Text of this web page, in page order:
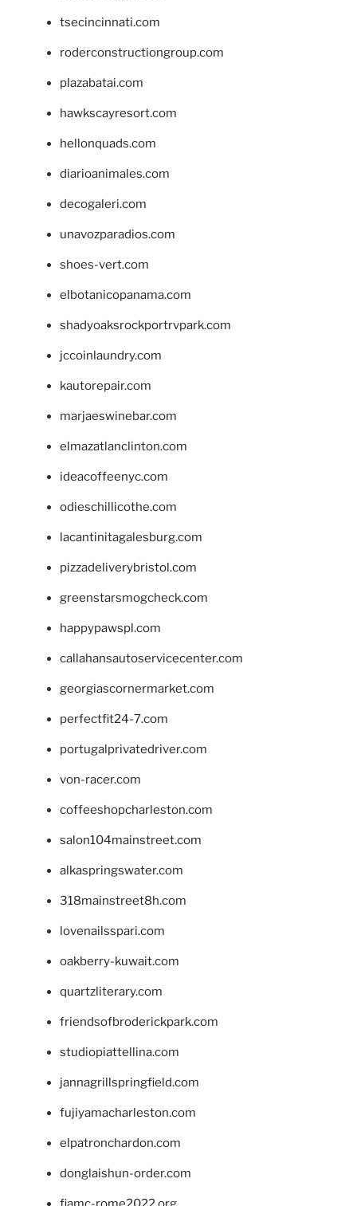
tsecincinnati.com
roderconstructiongroup.com
plazabatai.com
hawkscayresort.com
hellonquads.com
diarioanimales.com
decogaleri.com
unavozparadios.com
shoes-vert.com
elbotanicopanama.com
shadyoaksrockportrvpark.com
jccoinlaundry.com
kautorepair.com
marjaeswinebar.com
elmazatlanclinton.com
ideacoffeenyc.com
odieschillicothe.com
lacantinitagalesburg.com
pizzadeliverybristol.com
greenstarsmogcheck.com
happypawspl.com
callahansautoservicecenter.com
georgiascornermarket.com
perfectfit24-7.com
portugalprivatedriver.com
von-racer.com
coffeeshopcharleston.com
salon104mainstreet.com
alkaspringswater.com
318mainstreet8h.com
lovenailsspari.com
oakberry-kuwait.com
quartzliterary.com
friendsofbroderickpark.com
studiopiattellina.com
jannagrillspringfield.com
fujiyamacharleston.com
elpatronchardon.com
donglaishun-order.com